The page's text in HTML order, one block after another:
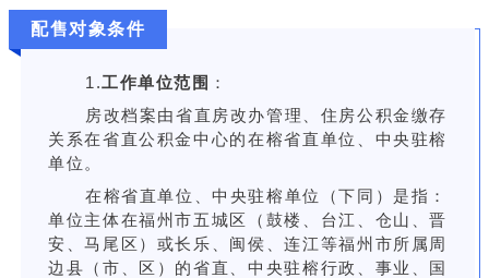
配售对象条件
1.工作单位范围 ：
房改档案由省直房改办管理、住房公积金缴存
关系在省直公积金中心的在榕省直单位、中央驻榕
单位。
在榕省直单位、中央驻榕单位（下同）是指：
单位主体在福州市五城区（鼓楼、台江、仓山、晋
安、马尾区）或长乐、闽侯、连江等福州市所属周
边县（市、区）的省直、中央驻榕行政、事业、国